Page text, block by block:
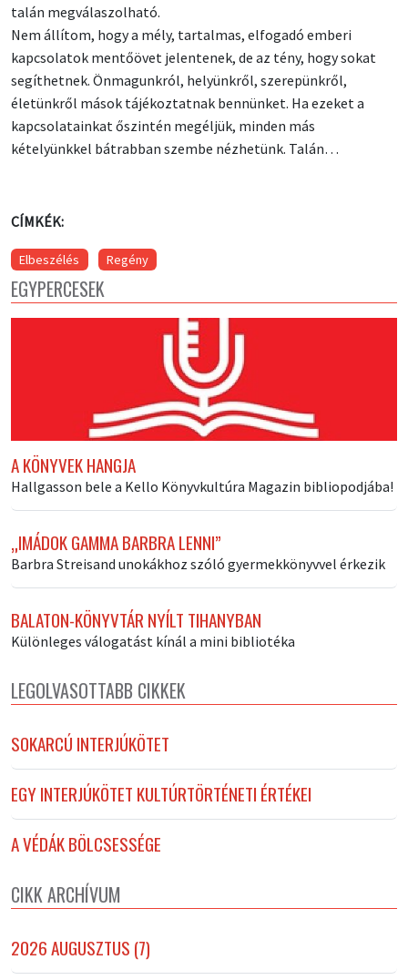
talán megválaszolható.
Nem állítom, hogy a mély, tartalmas, elfogadó emberi
kapcsolatok mentőövet jelentenek, de az tény, hogy sokat
segíthetnek. Önmagunkról, helyünkről, szerepünkről,
életünkről mások tájékoztatnak bennünket. Ha ezeket a
kapcsolatainkat őszintén megéljük, minden más
kételyünkkel bátrabban szembe nézhetünk. Talán…
CÍMKÉK:
Elbeszélés Regény
EGYPERCESEK
A KÖNYVEK HANGJA
Hallgasson bele a Kello Könyvkultúra Magazin bibliopodjába!
„IMÁDOK GAMMA BARBRA LENNI”
Barbra Streisand unokákhoz szóló gyermekkönyvvel érkezik
BALATON-KÖNYVTÁR NYÍLT TIHANYBAN
Különleges válogatást kínál a mini bibliotéka
LEGOLVASOTTABB CIKKEK
SOKARCÚ INTERJÚKÖTET
EGY INTERJÚKÖTET KULTÚRTÖRTÉNETI ÉRTÉKEI
A VÉDÁK BÖLCSESSÉGE
CIKK ARCHÍVUM
2026 AUGUSZTUS (7)